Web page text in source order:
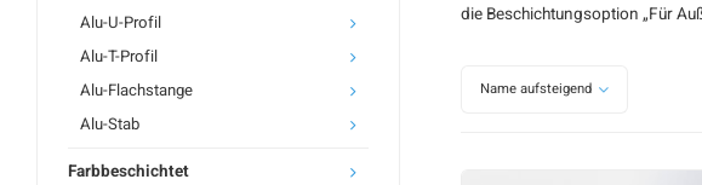
Alu-U-Profil
Alu-T-Profil
Alu-Flachstange
Alu-Stab
Farbbeschichtet
die Beschichtungsoption „Für
Name aufsteigend